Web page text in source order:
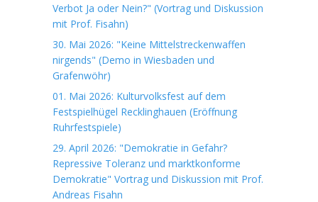
Verbot Ja oder Nein?" (Vortrag und Diskussion
mit Prof. Fisahn)
30. Mai 2026: "Keine Mittelstreckenwaffen
nirgends" (Demo in Wiesbaden und
Grafenwöhr)
01. Mai 2026: Kulturvolksfest auf dem
Festspielhügel Recklinghauen (Eröffnung
Ruhrfestspiele)
29. April 2026: "Demokratie in Gefahr?
Repressive Toleranz und marktkonforme
Demokratie" Vortrag und Diskussion mit Prof.
Andreas Fisahn